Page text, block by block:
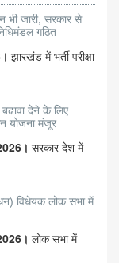
भी जारी, सरकार से
गठित
झारखंड में भर्ती परीक्षा
देने के लिए
योजना मंजूर
सरकार देश में
विधेयक लोक सभा में
लोक सभा में